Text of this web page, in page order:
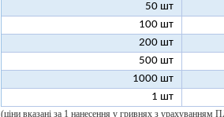
50 шт
100 шт
200 шт
500 шт
1000 шт
1 шт
(ціни вказані за 1 нанесення у гривнях з урахуванням